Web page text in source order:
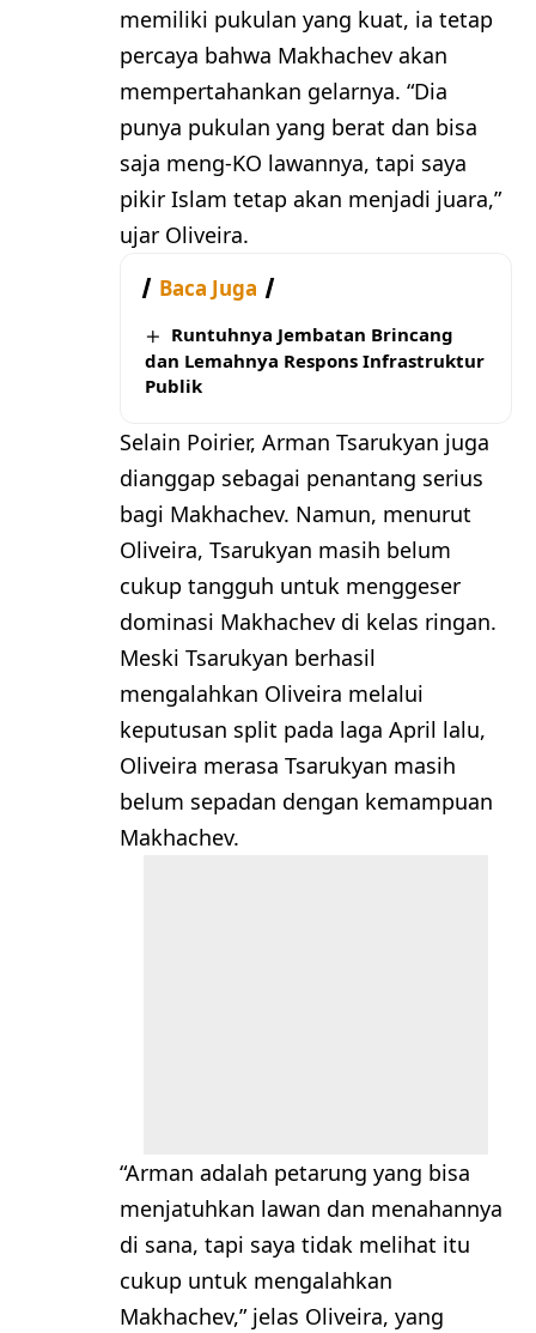
memiliki pukulan yang kuat, ia tetap
percaya bahwa Makhachev akan
mempertahankan gelarnya. “Dia
punya pukulan yang berat dan bisa
saja meng-KO lawannya, tapi saya
pikir Islam tetap akan menjadi juara,”
ujar Oliveira.
Baca Juga
Runtuhnya Jembatan Brincang
dan Lemahnya Respons Infrastruktur
Publik
Selain Poirier, Arman Tsarukyan juga
dianggap sebagai penantang serius
bagi Makhachev. Namun, menurut
Oliveira, Tsarukyan masih belum
cukup tangguh untuk menggeser
dominasi Makhachev di kelas ringan.
Meski Tsarukyan berhasil
mengalahkan Oliveira melalui
keputusan split pada laga April lalu,
Oliveira merasa Tsarukyan masih
belum sepadan dengan kemampuan
Makhachev.
“Arman adalah petarung yang bisa
menjatuhkan lawan dan menahannya
di sana, tapi saya tidak melihat itu
cukup untuk mengalahkan
Makhachev,” jelas Oliveira, yang